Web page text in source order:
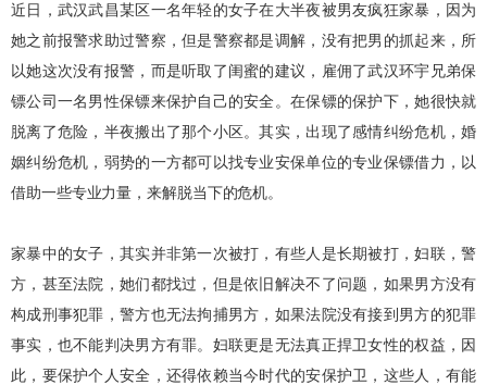
近日，武汉武昌某区一名年轻的女子在大半夜被男友疯狂家暴，因为
她之前报警求助过警察，但是警察都是调解，没有把男的抓起来，所
以她这次没有报警，而是听取了闺蜜的建议，雇佣了武汉环宇兄弟保
镖公司一名男性保镖来保护自己的安全。在保镖的保护下，她很快就
脱离了危险，半夜搬出了那个小区。其实，出现了感情纠纷危机，婚
姻纠纷危机，弱势的一方都可以找专业安保单位的专业保镖借力，以
借助一些专业力量，来解脱当下的危机。
家暴中的女子，其实并非第一次被打，有些人是长期被打，妇联，警
方，甚至法院，她们都找过，但是依旧解决不了问题，如果男方没有
构成刑事犯罪，警方也无法拘捕男方，如果法院没有接到男方的犯罪
事实，也不能判决男方有罪。妇联更是无法真正捍卫女性的权益，因
此，要保护个人安全，还得依赖当今时代的安保护卫，这些人，有能